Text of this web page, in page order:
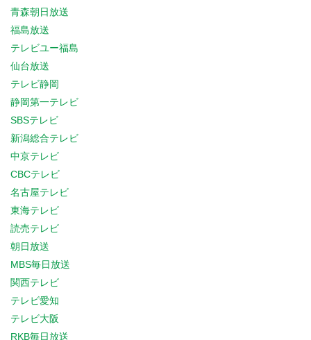
青森朝日放送
福島放送
テレビユー福島
仙台放送
テレビ静岡
静岡第一テレビ
SBSテレビ
新潟総合テレビ
中京テレビ
CBCテレビ
名古屋テレビ
東海テレビ
読売テレビ
朝日放送
MBS毎日放送
関西テレビ
テレビ愛知
テレビ大阪
RKB毎日放送